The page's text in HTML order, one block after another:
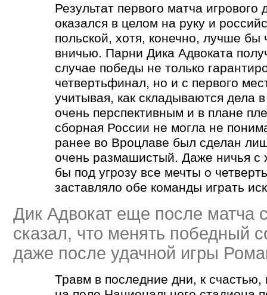
Результат первого матча
оказался в целом на руку и
польской, хотя, конечно, лучше бы
вничью. Парни Дика Адвоката
случае победы не только
четвертьфинал, но и с первого
учитывая, как складываются дела
очень перспективным и в плане
сборная России не могла не
ранее во Вроцлаве был сделан
очень размашистый. Даже ничья с
бы под угрозу все мечты о
заставляло обе команды играть
Дик Адвокат еще после матча
сказал, что менять победный
даже после удачной игры
Травм в последние дни, к счастью,